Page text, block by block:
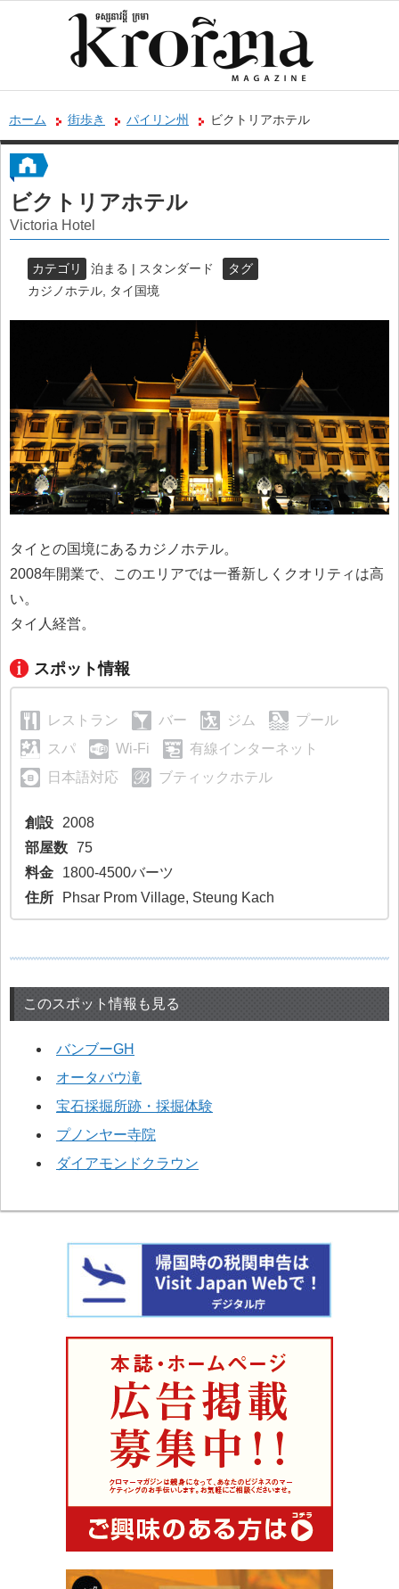
ホーム 街歩き パイリン州 ビクトリアホテル
ビクトリアホテル
Victoria Hotel
カテゴリ 泊まる | スタンダード
タグ
カジノホテル
タイ国境
タイとの国境にあるカジノホテル。
2008年開業で、このエリアでは一番新しくクオリティは高
い。
タイ人経営。
スポット情報
レストラン バー ジム
プール
スパ
Wi-Fi
有線インターネット
日本語対応
ブティックホテル
創設
2008
部屋数 75
料金
1800-4500バーツ
住所
Phsar Prom Village, Steung Kach
このスポット情報も見る
バンブーGH
オータバウ滝
宝石採掘所跡・採掘体験
プノンヤー寺院
ダイアモンドクラウン